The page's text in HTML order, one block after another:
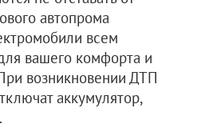
автопрома
всем
вашего комфорта и
возникновении ДТП
аккумулятор,